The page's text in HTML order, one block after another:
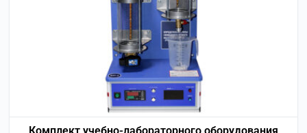
Комплект учебно-лабораторного оборудования